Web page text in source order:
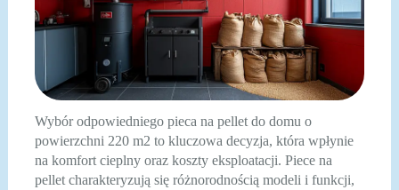
Wybór odpowiedniego pieca na pellet do domu o
powierzchni 220 m2 to kluczowa decyzja, która wpłynie
na komfort cieplny oraz koszty eksploatacji. Piece na
pellet charakteryzują się różnorodnością modeli i funkcji,